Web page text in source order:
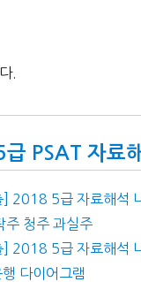
.
PSAT 자료
] 2018 5급 자료해석
주 청주 과실주
] 2018 5급 자료해석
다이어그램